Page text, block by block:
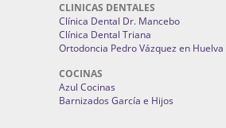
CLINICAS DENTALES
Clínica Dental Dr. Mancebo
Clínica Dental Triana
Ortodoncia Pedro Vázquez en Huelva
COCINAS
Azul Cocinas
Barnizados García e Hijos